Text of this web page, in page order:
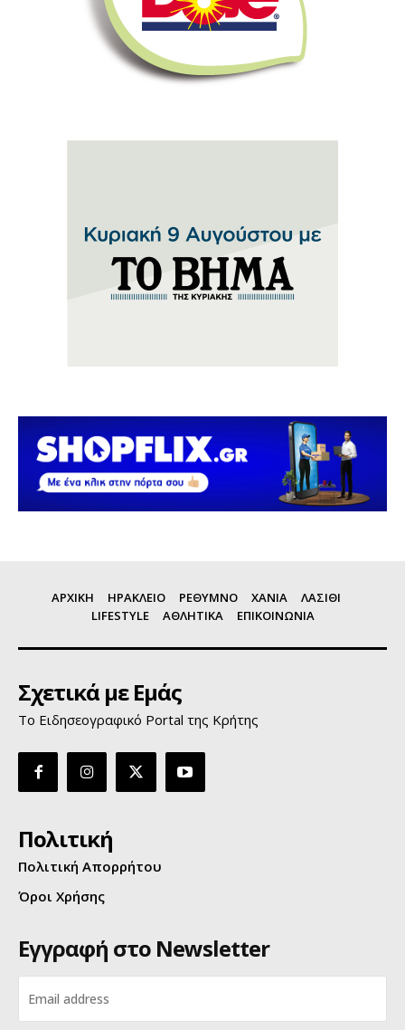
ΑΡΧΙΚΗ ΗΡΑΚΛΕΙΟ ΡΕΘΥΜΝΟ ΧΑΝΙΑ
ΛΑΣΙΘΙ
LIFESTYLE
ΑΘΛΗΤΙΚΑ ΕΠΙΚΟΙΝΩΝΙΑ
Σχετικά με Εμάς
Το Ειδησεογραφικό Portal της Κρήτης
Πολιτική
Πολιτική Απορρήτου
Όροι Χρήσης
Εγγραφή στο Newsletter